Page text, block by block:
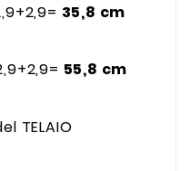
35,8 cm
55,8 cm
TELAIO